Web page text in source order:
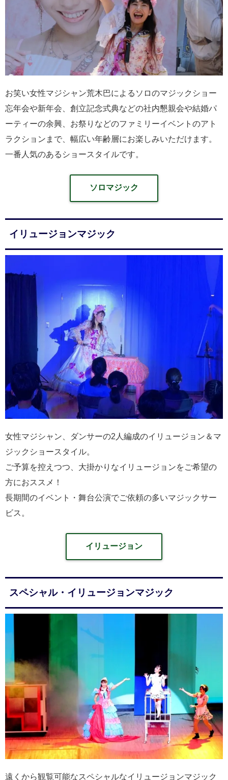
お笑い女性マジシャン荒木巴によるソロのマジックショー
忘年会や新年会、創立記念式典などの社内懇親会や結婚パ
ーティーの余興、お祭りなどのファミリーイベントのアト
ラクションまで、幅広い年齢層にお楽しみいただけます。
一番人気のあるショースタイルです。
ソロマジック
イリュージョンマジック
女性マジシャン、ダンサーの2人編成のイリュージョン＆マ
ジックショースタイル。
ご予算を控えつつ、大掛かりなイリュージョンをご希望の
方におススメ！
長期間のイベント・舞台公演でご依頼の多いマジックサー
ビス。
イリュージョン
スペシャル・イリュージョンマジック
遠くから観覧可能なスペシャルなイリュージョンマジック